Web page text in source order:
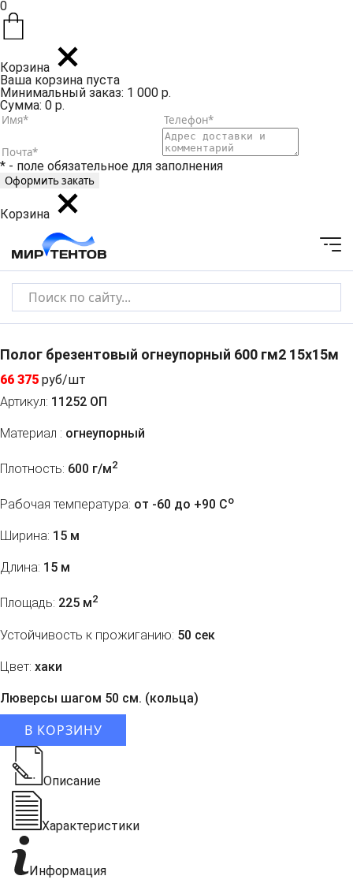
0
Корзина
Ваша корзина пуста
Минимальный заказ: 1 000 р.
Сумма: 0 р.
* - поле обязательное для заполнения
Корзина
Полог брезентовый огнеупорный 600 гм2 15x15м
66 375 руб/шт
Артикул: 11252 ОП
Материал : огнеупорный
Плотность: 600 г/м2
Рабочая температура: от -60 до +90 Co
Ширина: 15 м
Длина: 15 м
Площадь: 225 м2
Устойчивость к прожиганию: 50 сек
Цвет: хаки
Люверсы шагом 50 см. (кольца)
В КОРЗИНУ
Описание
Характеристики
Информация